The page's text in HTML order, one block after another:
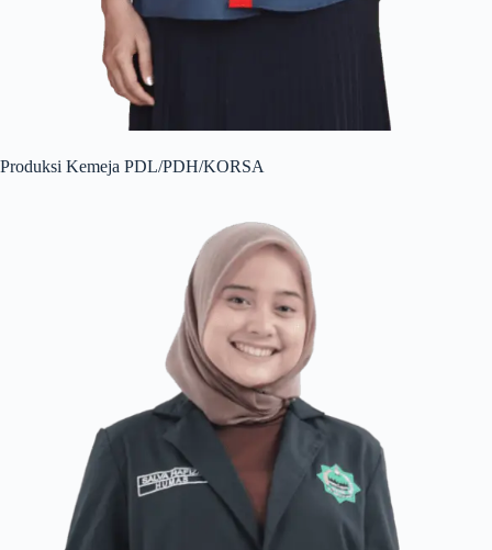
Produksi Kemeja PDL/PDH/KORSA